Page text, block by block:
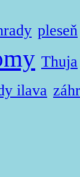
pleseň
Thuja
ilava